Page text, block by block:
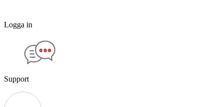
Logga in
Support